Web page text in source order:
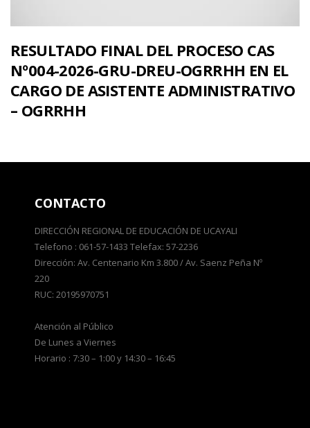
RESULTADO FINAL DEL PROCESO CAS
Nº004-2026-GRU-DREU-OGRRHH EN EL
CARGO DE ASISTENTE ADMINISTRATIVO
– OGRRHH
CONTACTO
DIRECCIÓN REGIONAL DE EDUCACIÓN DE UCAYALI
Telefono : 061-57-1433 Telefax: 57-2236
Dirección: Av. Centenario Km 3.800 / Av. Saenz Peña Nº
220
RUC: 20195970751
Atención al Público
De Lunes a Viernes
Horario : 7:30 – 1:00 y 14:30 – 16:45